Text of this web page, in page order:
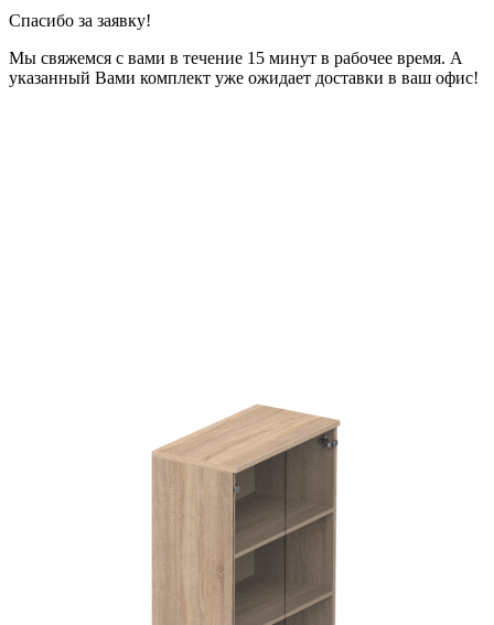
Спасибо за заявку!
Мы свяжемся с вами в течение 15 минут в рабочее время. А
указанный Вами комплект уже ожидает доставки в ваш офис!